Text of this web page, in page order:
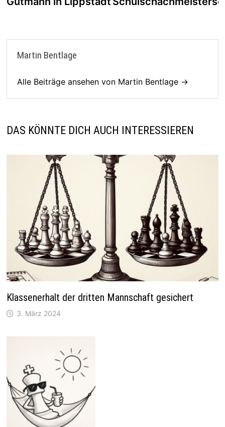
Martin Bentlage
Alle Beiträge ansehen von Martin Bentlage →
DAS KÖNNTE DICH AUCH INTERESSIEREN
Klassenerhalt der dritten Mannschaft gesichert
3. März 2024